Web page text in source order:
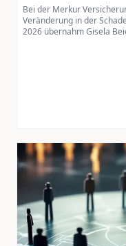
Bei der Merkur
Veränderung in der
2026 übernahm Gisela